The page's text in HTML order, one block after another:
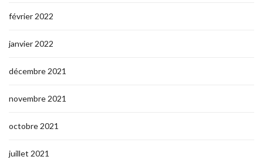
février 2022
janvier 2022
décembre 2021
novembre 2021
octobre 2021
juillet 2021